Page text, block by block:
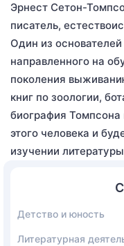
Эрнест Сетон-
писатель,
Один из
направленного на
поколения
книг по зоологии,
биография Томпсона
этого человека и
изучении
Детство и юность
Литературная